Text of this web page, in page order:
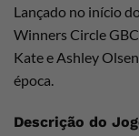
Lançado no início
Winners Circle
Kate e Ashley
época.
Descrição do